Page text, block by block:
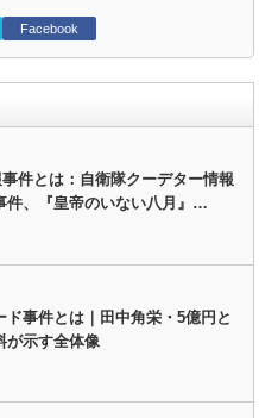
Facebook
件とは：自衛隊クーデター情報
件、『皇帝のいない八月』…
ド事件とは｜田中角栄・5億円と
が示す全体像